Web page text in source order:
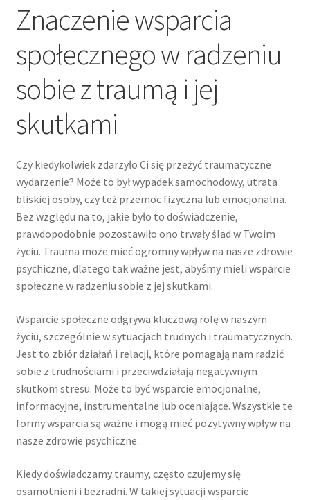
Znaczenie wsparcia
społecznego w radzeniu
sobie z traumą i jej
skutkami
Czy kiedykolwiek zdarzyło Ci się przeżyć traumatyczne
wydarzenie? Może to był wypadek samochodowy, utrata
bliskiej osoby, czy też przemoc fizyczna lub emocjonalna.
Bez względu na to, jakie było to doświadczenie,
prawdopodobnie pozostawiło ono trwały ślad w Twoim
życiu. Trauma może mieć ogromny wpływ na nasze zdrowie
psychiczne, dlatego tak ważne jest, abyśmy mieli wsparcie
społeczne w radzeniu sobie z jej skutkami.
Wsparcie społeczne odgrywa kluczową rolę w naszym
życiu, szczególnie w sytuacjach trudnych i traumatycznych.
Jest to zbiór działań i relacji, które pomagają nam radzić
sobie z trudnościami i przeciwdziałają negatywnym
skutkom stresu. Może to być wsparcie emocjonalne,
informacyjne, instrumentalne lub oceniające. Wszystkie te
formy wsparcia są ważne i mogą mieć pozytywny wpływ na
nasze zdrowie psychiczne.
Kiedy doświadczamy traumy, często czujemy się
osamotnieni i bezradni. W takiej sytuacji wsparcie